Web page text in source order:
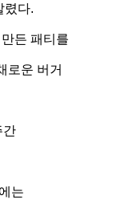
렸다.
든 패티를
로운 버거
간
는